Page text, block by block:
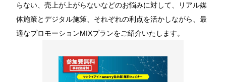
eye poss3.0
eye MEO
eye store karte
らない、売上が上がらないなどのお悩みに対して、リアル媒
体施策とデジタル施策、それぞれの利点を活かしながら、最
適なプロモーションMIXプランをご紹介いたします。